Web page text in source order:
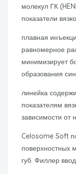
молекул ГК
показатели
плавная
равномерное
минимизирует
образования
линейка
показателям
зависимости от
Celosome Soft
поверхностных
губ. Филлер